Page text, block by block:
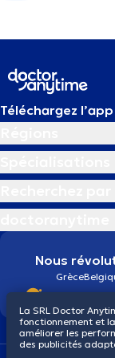
Téléchargez l’app
Nous
Grèce
La SRL Doctor
fonctionnement et
améliorer les
des publicités